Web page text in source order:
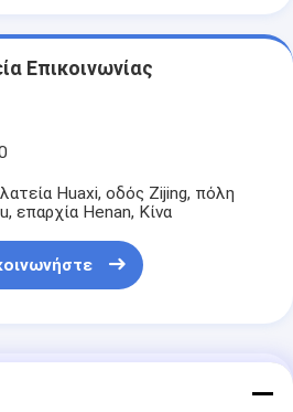
Επικοινωνίας
Huaxi, οδός Zijing, πόλη
επαρχία Henan, Κίνα
Καλύτερη Τιμή Για